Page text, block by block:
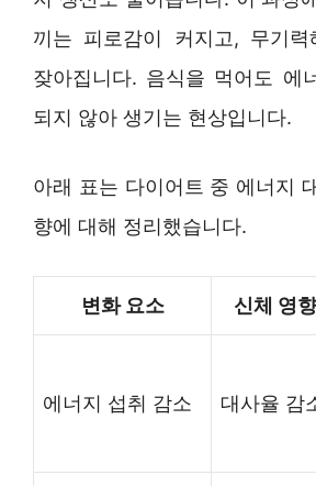
끼는 피로감이 커지고, 무기력
잦아집니다. 음식을 먹어도 에
되지 않아 생기는 현상입니다.
아래 표는 다이어트 중 에너지
향에 대해 정리했습니다.
변화 요소 신체 영향
에너지 섭취 감소 대사율 감